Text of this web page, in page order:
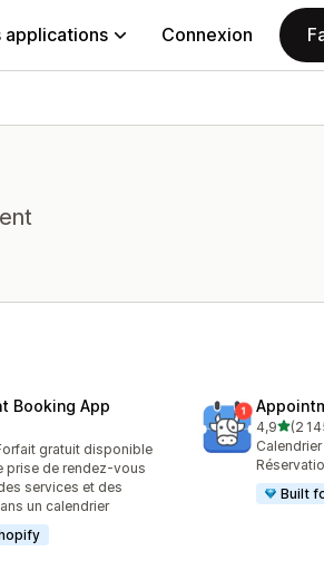
applications Connexion
Booking App
5
gratuit disponible
prise de rendez-vous
services et des
un calendrier
4,9 (2
2145 avis
Built